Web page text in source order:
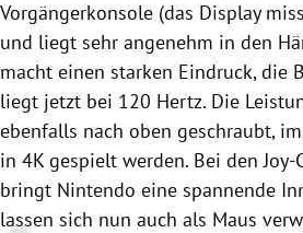
Vorgängerkonsole (das Display
und liegt sehr angenehm in den
macht einen starken Eindruck, die
liegt jetzt bei 120 Hertz. Die
ebenfalls nach oben geschraubt,
in 4K gespielt werden. Bei den Joy-
bringt Nintendo eine spannende
lassen sich nun auch als Maus